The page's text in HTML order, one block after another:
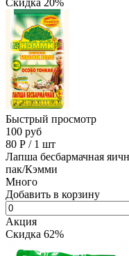
Быстрый просмотр
100 руб
80 Р / 1 шт
Лапша бесбармачная
пак/Кэмми
Много
Добавить в корзину
Акция
Скидка 62%